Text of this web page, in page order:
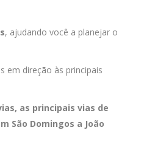
, ajudando você a planejar o
em direção às principais
as principais vias de
São Domingos a João